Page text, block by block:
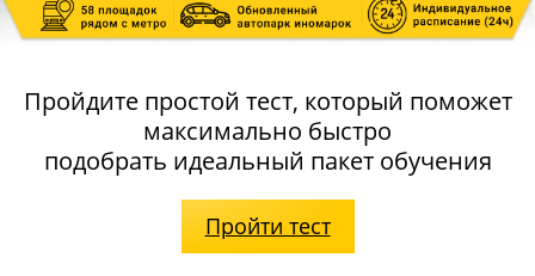
Пройдите простой тест, который поможет
максимально быстро
подобрать идеальный пакет обучения
Пройти тест